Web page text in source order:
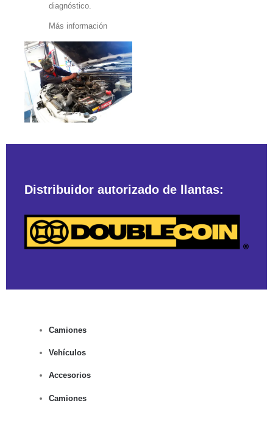
diagnóstico.
Más información
Distribuidor autorizado de llantas:
Camiones
Vehículos
Accesorios
Camiones